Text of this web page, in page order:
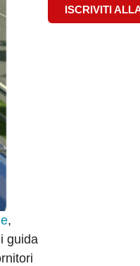
,
guida
ISCRIVITI